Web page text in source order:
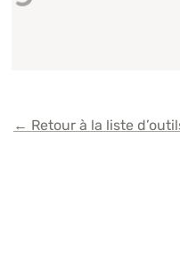
← Retour à la liste